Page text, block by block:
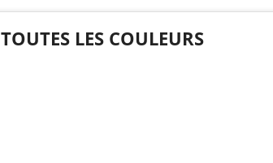
TOUTES LES COULEURS